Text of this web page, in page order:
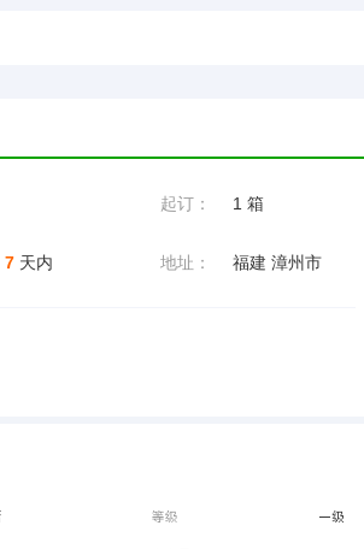
起订： 1 箱
7 天内 地址： 福建 漳州市